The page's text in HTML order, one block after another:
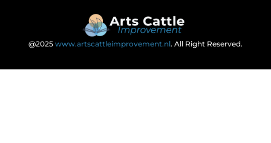
@2025 www.artscattleimprovement.nl. All Right Reserved.